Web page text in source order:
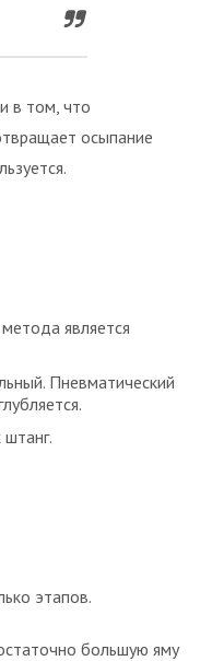
в том, что
осыпание
является
Пневматический
этапов.
большую яму